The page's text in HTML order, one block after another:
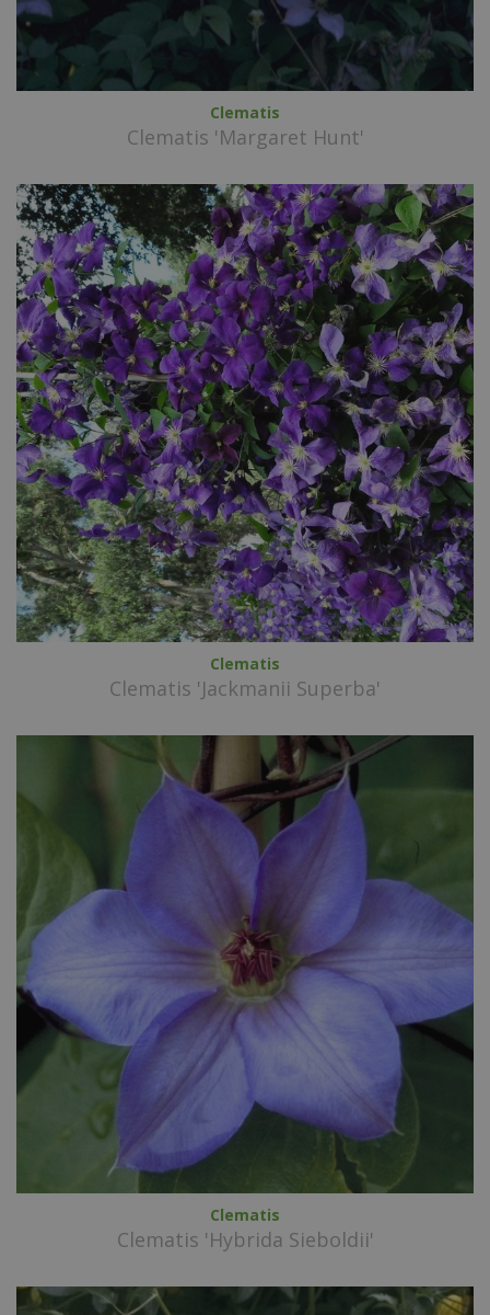
Clematis
Clematis 'Margaret Hunt'
Clematis
Clematis 'Jackmanii Superba'
Clematis
Clematis 'Hybrida Sieboldii'